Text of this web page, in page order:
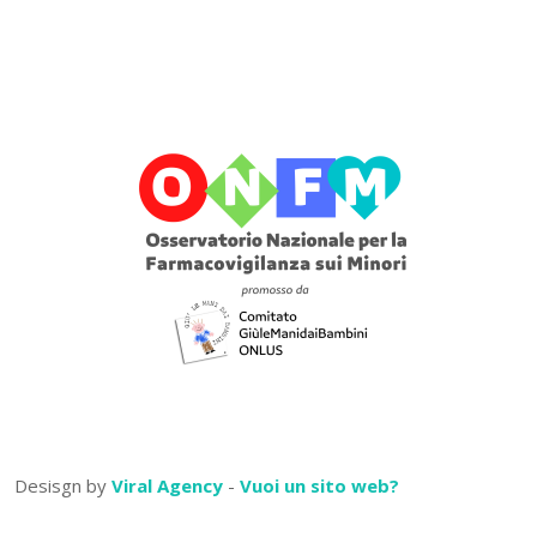
Desisgn by Viral Agency - Vuoi un sito web?